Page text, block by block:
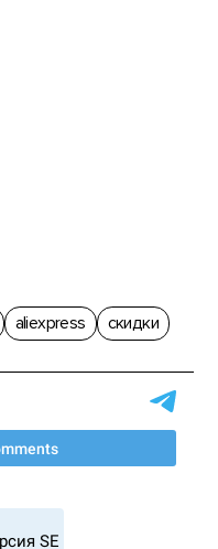
aliexpress скидки